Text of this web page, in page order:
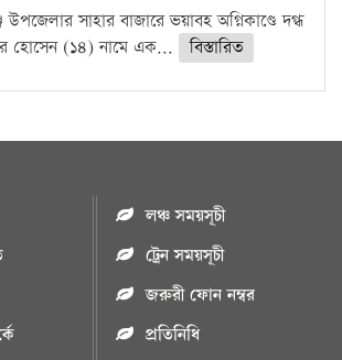
সাহার বাজারে ভয়াবহ অগ্নিকাণ্ডে দগ্ধ
হোসেন (১৪) নামে এক...
বিস্তারিত
লঞ্চ সময়সূচী
ট্রেন সময়সূচী
জরুরী ফোন নম্বর
প্রতিনিধি